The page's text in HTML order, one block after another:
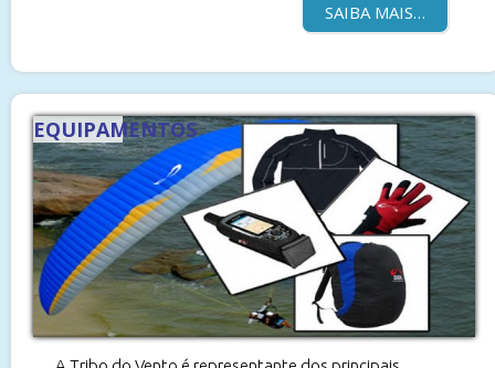
SAIBA MAIS…
EQUIPAMENTOS